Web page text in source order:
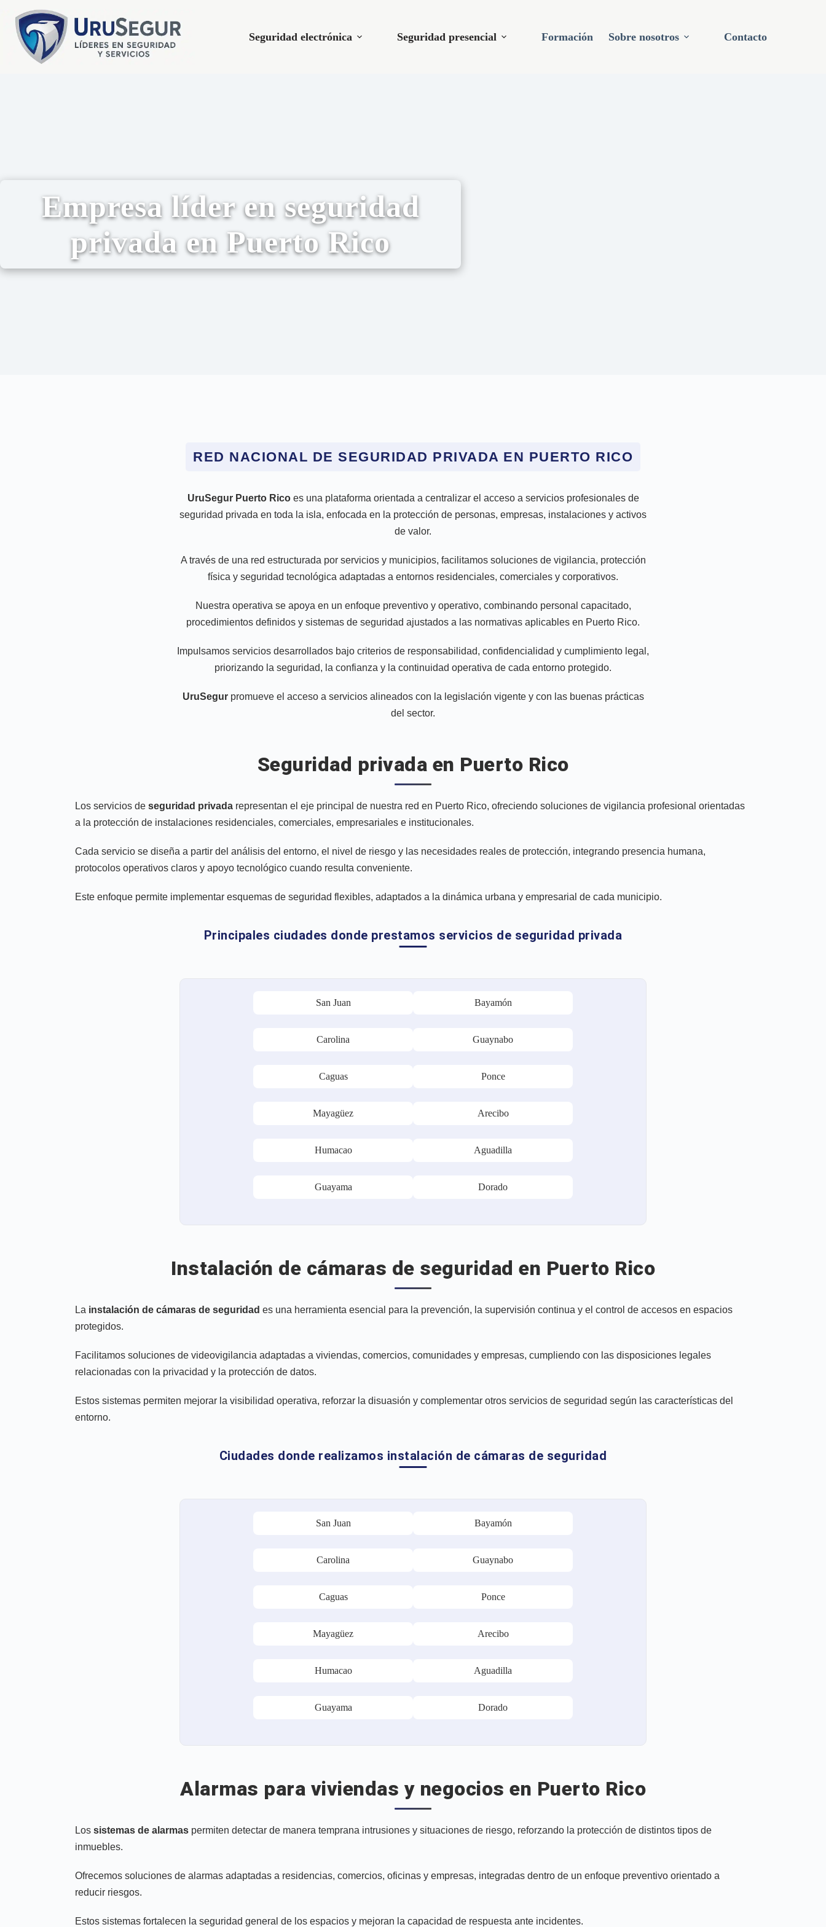
Seguridad electrónica Seguridad presencial Formación Sobre nosotros Contacto
Empresa líder en seguridad
privada en Puerto Rico
RED NACIONAL DE SEGURIDAD PRIVADA EN PUERTO RICO
UruSegur Puerto Ricoes una plataforma orientada a centralizar el acceso a servicios profesionales de
seguridad privada en toda la isla, enfocada en la protección de personas, empresas, instalaciones y activos
de valor.
A través de una red estructurada por servicios y municipios, facilitamos soluciones de vigilancia, protección
física y seguridad tecnológica adaptadas a entornos residenciales, comerciales y corporativos.
Nuestra operativa se apoya en un enfoque preventivo y operativo, combinando personal capacitado,
procedimientos definidos y sistemas de seguridad ajustados a las normativas aplicables en Puerto Rico.
Impulsamos servicios desarrollados bajo criterios de responsabilidad, confidencialidad y cumplimiento legal,
priorizando la seguridad, la confianza y la continuidad operativa de cada entorno protegido.
UruSegurpromueve el acceso a servicios alineados con la legislación vigente y con las buenas prácticas
del sector.
Seguridad privada en Puerto Rico
Los servicios de seguridad privada representan el eje principal de nuestra red en Puerto Rico, ofreciendo soluciones de vigilancia profesional orientadas
a la protección de instalaciones residenciales, comerciales, empresariales e institucionales.
Cada servicio se diseña a partir del análisis del entorno, el nivel de riesgo y las necesidades reales de protección, integrando presencia humana,
protocolos operativos claros y apoyo tecnológico cuando resulta conveniente.
Este enfoque permite implementar esquemas de seguridad flexibles, adaptados a la dinámica urbana y empresarial de cada municipio.
Principales ciudades donde prestamos servicios de seguridad privada
San Juan Bayamón
Carolina Guaynabo
Caguas Ponce
Mayagüez Arecibo
Humacao Aguadilla
Guayama Dorado
Instalación de cámaras de seguridad en Puerto Rico
La instalación de cámaras de seguridad es una herramienta esencial para la prevención, la supervisión continua y el control de accesos en espacios
protegidos.
Facilitamos soluciones de videovigilancia adaptadas a viviendas, comercios, comunidades y empresas, cumpliendo con las disposiciones legales
relacionadas con la privacidad y la protección de datos.
Estos sistemas permiten mejorar la visibilidad operativa, reforzar la disuasión y complementar otros servicios de seguridad según las características del
entorno.
Ciudades donde realizamos instalación de cámaras de seguridad
San Juan Bayamón
Carolina Guaynabo
Caguas Ponce
Mayagüez Arecibo
Humacao Aguadilla
Guayama Dorado
Alarmas para viviendas y negocios en Puerto Rico
Los sistemas de alarmas permiten detectar de manera temprana intrusiones y situaciones de riesgo, reforzando la protección de distintos tipos de
inmuebles.
Ofrecemos soluciones de alarmas adaptadas a residencias, comercios, oficinas y empresas, integradas dentro de un enfoque preventivo orientado a
reducir riesgos.
Estos sistemas fortalecen la seguridad general de los espacios y mejoran la capacidad de respuesta ante incidentes.